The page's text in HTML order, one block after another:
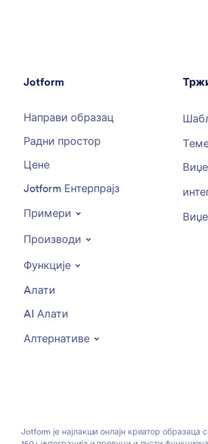
Jotform
Направи образац
Радни простор
Цене
Jotform Ентерпрајз
Примери
Производи
Функције
Aлати
AI Алати
Алтернативе
Jotform је најлакши онлајн креатор